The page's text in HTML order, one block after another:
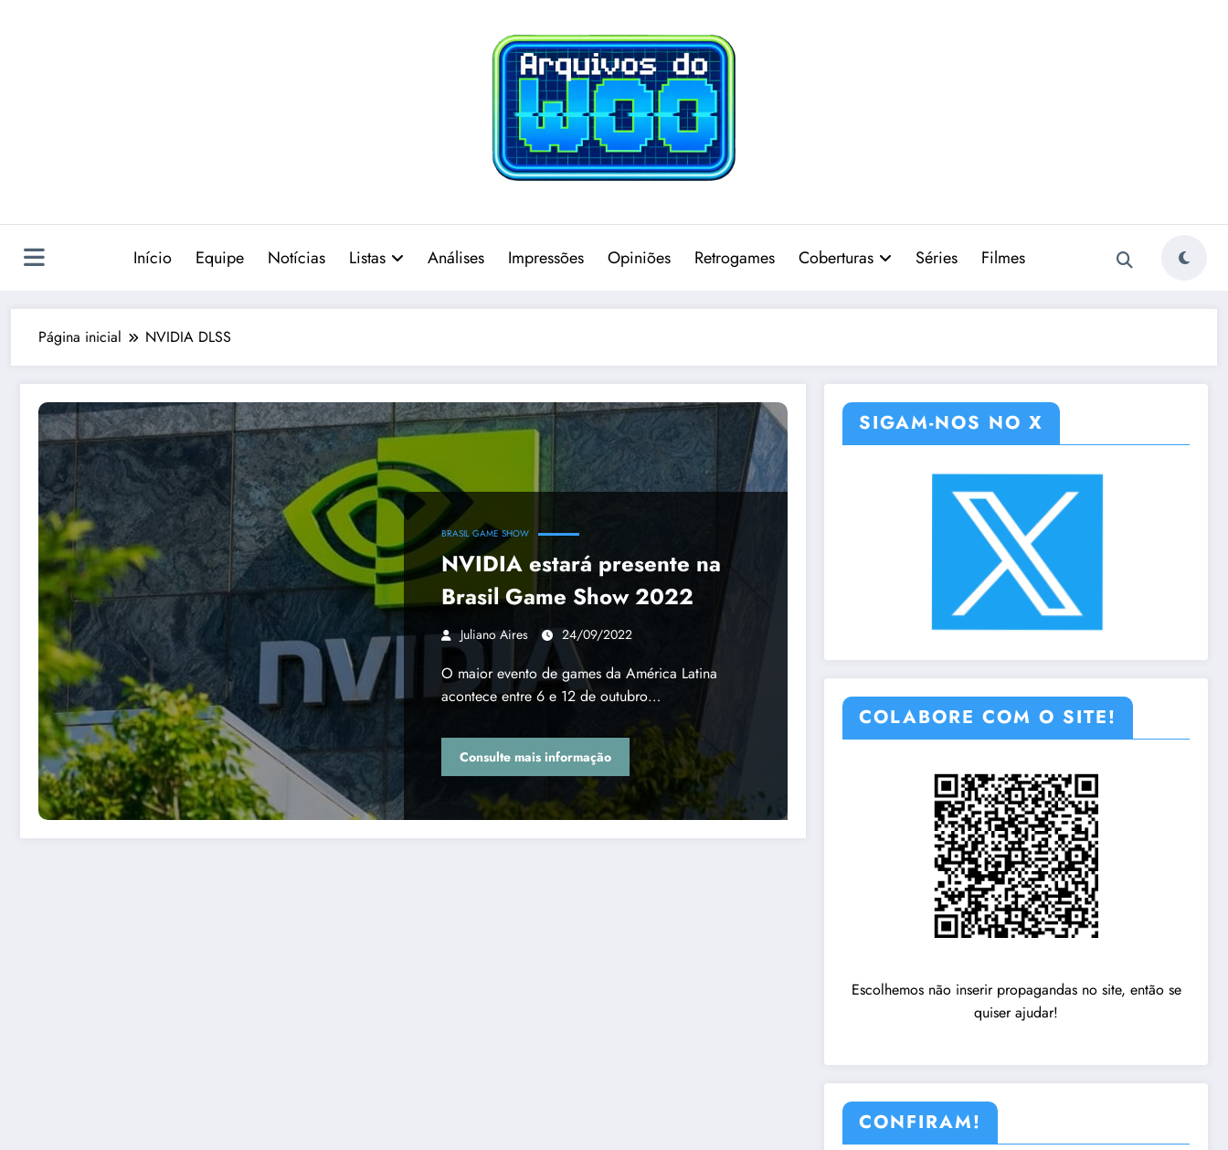
Início Equipe Notícias Listas Análises Impressões Opiniões Retrogames Coberturas Séries Filmes
Página inicial NVIDIA DLSS
BRASIL GAME SHOW
NVIDIA estará presente na
Brasil Game Show 2022
Juliano Aires 24/09/2022
O maior evento de games da América Latina
acontece entre 6 e 12 de outubro…
Consulte mais informação
SIGAM-NOS NO X
COLABORE COM O SITE!
Escolhemos não inserir propagandas no site, então se
quiser ajudar!
CONFIRAM!